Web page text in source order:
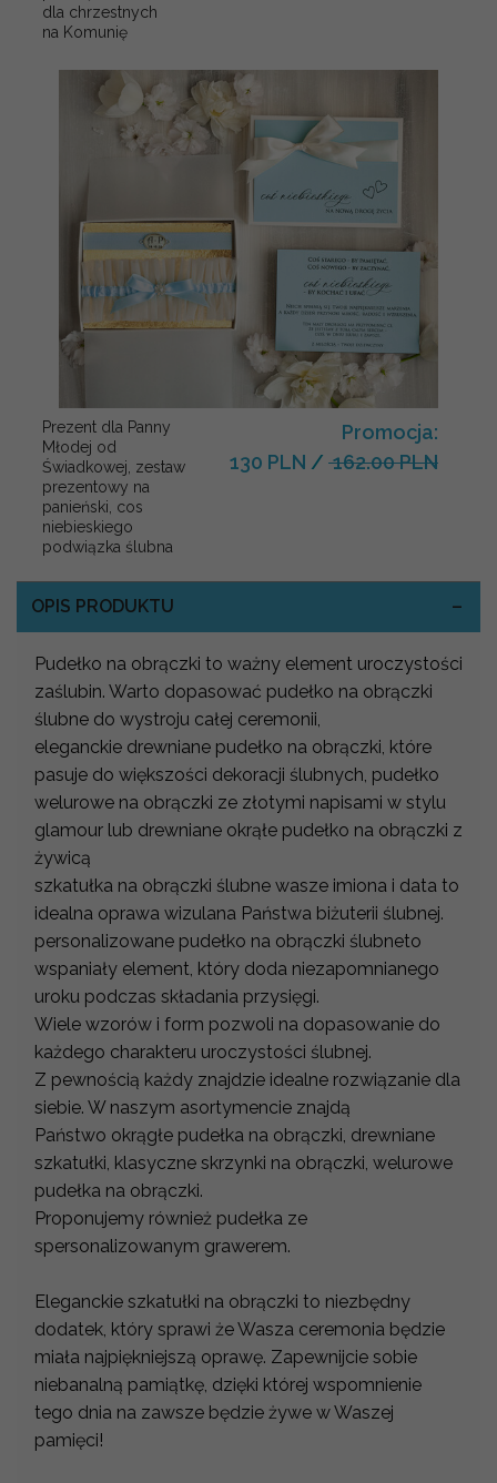
dla chrzestnych
na Komunię
Prezent dla Panny
Młodej od
Świadkowej, zestaw
prezentowy na
panieński, cos
niebieskiego
podwiązka ślubna
Promocja:
130 PLN / 162.00 PLN
OPIS PRODUKTU
Pudełko na obrączki to ważny element uroczystości
zaślubin. Warto dopasować pudełko na obrączki
ślubne do wystroju całej ceremonii,
eleganckie drewniane pudełko na obrączki, które
pasuje do większości dekoracji ślubnych, pudełko
welurowe na obrączki ze złotymi napisami w stylu
glamour lub drewniane okrąłe pudełko na obrączki z
żywicą
szkatułka na obrączki ślubne wasze imiona i data to
idealna oprawa wizulana Państwa biżuterii ślubnej.
personalizowane pudełko na obrączki ślubneto
wspaniały element, który doda niezapomnianego
uroku podczas składania przysięgi.
Wiele wzorów i form pozwoli na dopasowanie do
każdego charakteru uroczystości ślubnej.
Z pewnością każdy znajdzie idealne rozwiązanie dla
siebie. W naszym asortymencie znajdą
Państwo okrągłe pudełka na obrączki, drewniane
szkatułki, klasyczne skrzynki na obrączki, welurowe
pudełka na obrączki.
Proponujemy również pudełka ze
spersonalizowanym grawerem.
Eleganckie szkatułki na obrączki to niezbędny
dodatek, który sprawi że Wasza ceremonia będzie
miała najpiękniejszą oprawę. Zapewnijcie sobie
niebanalną pamiątkę, dzięki której wspomnienie
tego dnia na zawsze będzie żywe w Waszej
pamięci!